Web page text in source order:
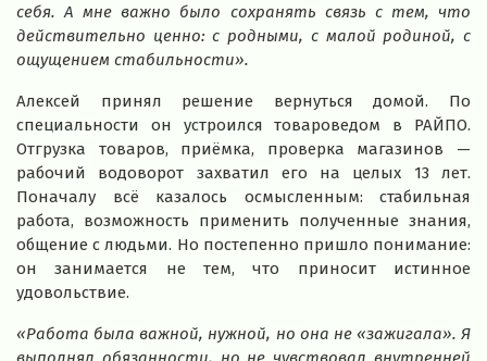
себя. А мне важно было сохранять связь с тем, что
действительно ценно: с родными, с малой родиной, с
ощущением стабильности».
Алексей принял решение вернуться домой. По
специальности он устроился товароведом в РАЙПО.
Отгрузка товаров, приёмка, проверка магазинов —
рабочий водоворот захватил его на целых 13 лет.
Поначалу всё казалось осмысленным: стабильная
работа, возможность применить полученные знания,
общение с людьми. Но постепенно пришло понимание:
он занимается не тем, что приносит истинное
удовольствие.
«Работа была важной, нужной, но она не «зажигала». Я